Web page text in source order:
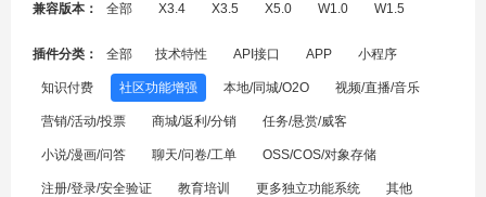
兼容版本： 全部 X3.4 X3.5 X5.0 W1.0 W1.5
插件分类： 全部 技术特性 API接口 APP 小程序
知识付费 社区功能增强 本地/同城/O2O 视频/直播/音乐
营销/活动/投票 商城/返利/分销 任务/悬赏/威客
小说/漫画/问答 聊天/问卷/工单 OSS/COS/对象存储
注册/登录/安全验证 教育培训 更多独立功能系统 其他